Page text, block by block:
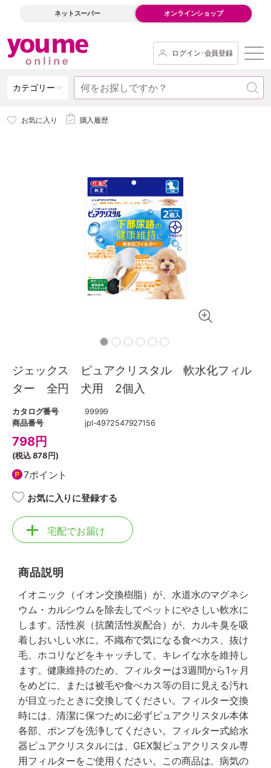
ネットスーパー オンラインショップ
ログイン･会員登録
カテゴリー
お気に入り 購入履歴
ジェックス ピュアクリスタル 軟水化フィル
ター 全円 犬用 2個入
カタログ番号
99999
商品番号
jpl-4972547927156
798円
(税込878円)
7ポイント
お気に入りに登録する
宅配でお届け
商品説明
イオニック（イオン交換樹脂）が、水道水のマグネシ
ウム・カルシウムを除去してペットにやさしい軟水に
します。活性炭（抗菌活性炭配合）が、カルキ臭を吸
着しおいしい水に。不織布で気になる食べカス、抜け
毛、ホコリなどをキャッチして、キレイな水を維持し
ます。健康維持のため、フィルターは3週間から1ヶ月
をめどに、または被毛や食べカス等の目に見える汚れ
が目立ったときに交換してください。フィルター交換
時には、清潔に保つために必ずピュアクリスタル本体
各部、ポンプを洗浄してください。フィルター式給水
器ピュアクリスタルには、GEX製ピュアクリスタル専
用フィルターをご使用ください。この商品は、病気の